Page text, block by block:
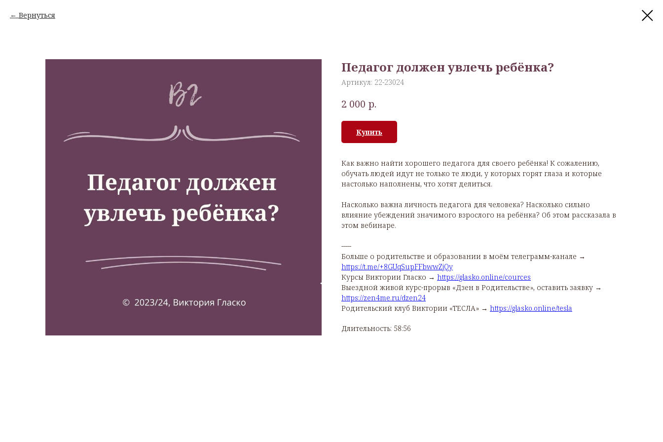
Вернуться
Педагог должен увлечь ребёнка?
Артикул: 22-23024
2 000 р.
Купить
Как важно найти хорошего педагога для своего ребёнка! К сожалению,
обучать людей идут не только те люди, у которых горят глаза и которые
настолько наполнены, что хотят делиться.
Насколько важна личность педагога для человека? Насколько сильно
влияние убеждений значимого взрослого на ребёнка? Об этом рассказала в
этом вебинаре.
-----
Больше о родительстве и образовании в моём телеграмм-канале →
https://t.me/+8GUqSupFFbwwZjQy
Курсы Виктории Гласко → https://glasko.online/cources
Выездной живой курс-прорыв «Дзен в Родительстве», оставить заявку →
https://zen4me.ru/dzen24
Родительский клуб Виктории «ТЕСЛА» → https://glasko.online/tesla
Длительность: 58:56